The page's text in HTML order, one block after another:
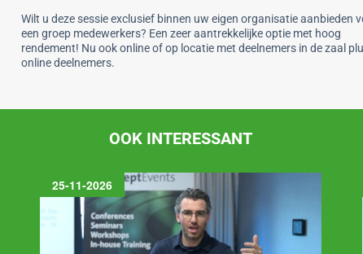
Wilt u deze sessie exclusief binnen uw eigen organisatie aanbieden
een groep medewerkers? Een zeer aantrekkelijke optie met hoog
rendement! Nu ook online of op locatie met deelnemers in de zaal
online deelnemers.
OOK INTERESSANT
25-11-2026